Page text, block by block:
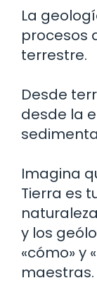
La
procesos
terrestre.
Desde
desde la
Imagina
Tierra es
y los
«cómo» y
maestras.